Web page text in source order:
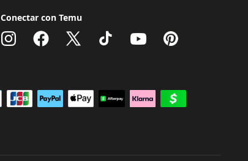
Conectar con Temu